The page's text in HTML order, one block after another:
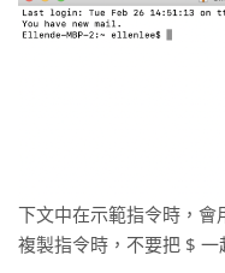
下文中在示範指令時，會
複製指令時，不要把 $ 一